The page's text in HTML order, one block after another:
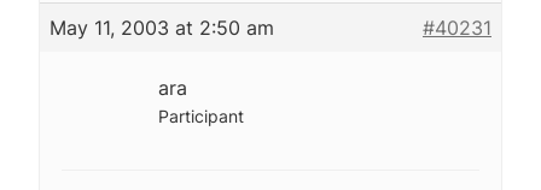
May 11, 2003 at 2:50 am #40231
ara
Participant